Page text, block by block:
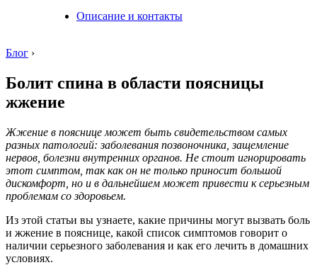
Описание и контакты
Блог ›
Болит спина в области поясницы
жжение
Жжение в пояснице может быть свидетельством самых
разных патологий: заболевания позвоночника, защемление
нервов, болезни внутренних органов. Не стоит игнорировать
этот симптом, так как он не только приносит большой
дискомфорт, но и в дальнейшем может привести к серьезным
проблемам со здоровьем.
Из этой статьи вы узнаете, какие причины могут вызвать боль
и жжение в пояснице, какой список симптомов говорит о
наличии серьезного заболевания и как его лечить в домашних
условиях.